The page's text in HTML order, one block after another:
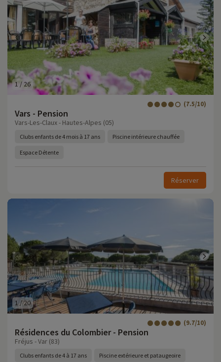
1/ 26
Vars - Pension
(7.5/10)
Vars-Les-Claux - Hautes-Alpes (05)
Clubs enfants de 4 mois à 17 ans Piscine intérieure chauffée
Espace Détente
Réserver
1 /20
Résidences du Colombier - Pension
(9.7/10)
Fréjus - Var (83)
Clubs enfants de 4 à 17 ans Piscine extérieure et pataugeoire